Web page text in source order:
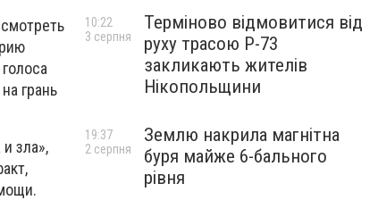
грань
зла»,
Терміново відмовитися від
руху трасою Р-73
закликають жителів
Нікопольщини
10:22
3 серпня
Землю накрила магнітна
буря майже 6-бального
рівня
19:37
2 серпня